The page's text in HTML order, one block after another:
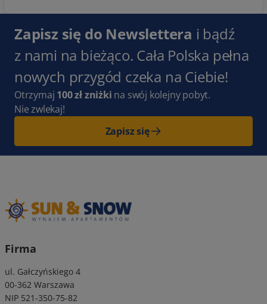
Zapisz się do Newslettera i bądź
z nami na bieżąco. Cała Polska pełna
nowych przygód czeka na Ciebie!
Otrzymaj 100 zł zniżki na swój kolejny pobyt.
Nie zwlekaj!
Zapisz się
Firma
ul. Gałczyńskiego 4
00-362 Warszawa
NIP 521-350-75-82